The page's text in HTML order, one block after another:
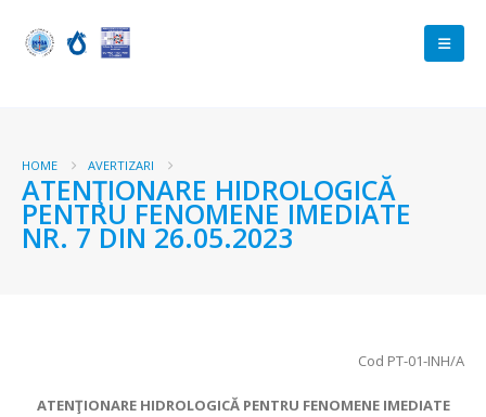
HOME AVERTIZARI
ATENŢIONARE HIDROLOGICĂ
PENTRU FENOMENE IMEDIATE
NR. 7 DIN 26.05.2023
Cod PT-01-INH/A
ATENŢIONARE HIDROLOGICĂ PENTRU FENOMENE IMEDIATE